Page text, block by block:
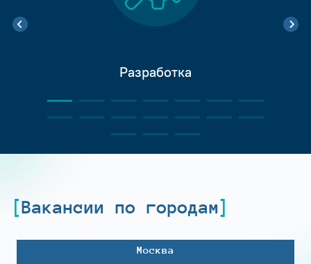
Разработка
Вакансии по городам
Москва